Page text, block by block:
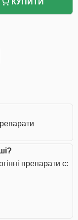
КУПИТИ
препарати є: